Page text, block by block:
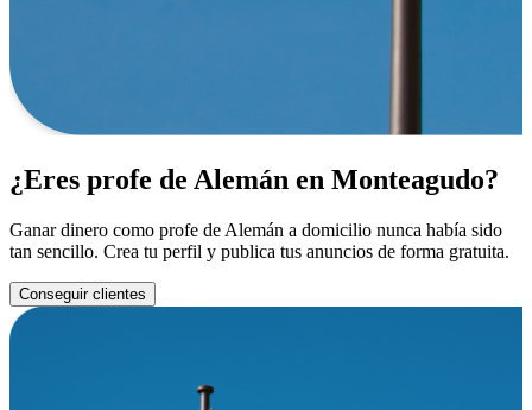
¿Eres profe de Alemán en Monteagudo?
Ganar dinero como profe de Alemán a domicilio nunca había sido
tan sencillo. Crea tu perfil y publica tus anuncios de forma gratuita.
Conseguir clientes